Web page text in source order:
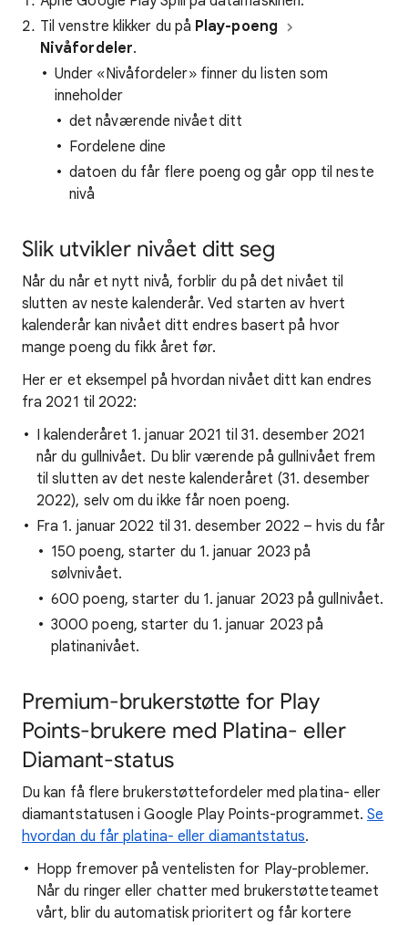
Til venstre klikker du på Play-poeng
Nivåfordeler.
Under «Nivåfordeler» finner du listen som
inneholder
det nåværende nivået ditt
Fordelene dine
datoen du får flere poeng og går opp til neste
nivå
Slik utvikler nivået ditt seg
Når du når et nytt nivå, forblir du på det nivået til
slutten av neste kalenderår. Ved starten av hvert
kalenderår kan nivået ditt endres basert på hvor
mange poeng du fikk året før.
Her er et eksempel på hvordan nivået ditt kan endres
fra 2021 til 2022:
I kalenderåret 1. januar 2021 til 31. desember 2021
når du gullnivået. Du blir værende på gullnivået frem
til slutten av det neste kalenderåret (31. desember
2022), selv om du ikke får noen poeng.
Fra 1. januar 2022 til 31. desember 2022 – hvis du får
150 poeng, starter du 1. januar 2023 på
sølvnivået.
600 poeng, starter du 1. januar 2023 på gullnivået.
3000 poeng, starter du 1. januar 2023 på
platinanivået.
Premium-brukerstøtte for Play
Points-brukere med Platina- eller
Diamant-status
Du kan få flere brukerstøttefordeler med platina- eller
diamantstatusen i Google Play Points-programmet. Se
hvordan du får platina- eller diamantstatus.
Hopp fremover på ventelisten for Play-problemer.
Når du ringer eller chatter med brukerstøtteteamet
vårt, blir du automatisk prioritert og får kortere